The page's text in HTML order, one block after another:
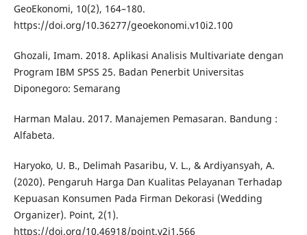
GeoEkonomi, 10(2), 164–180.
https://doi.org/10.36277/geoekonomi.v10i2.100
Ghozali, Imam. 2018. Aplikasi Analisis Multivariate dengan
Program IBM SPSS 25. Badan Penerbit Universitas
Diponegoro: Semarang
Harman Malau. 2017. Manajemen Pemasaran. Bandung :
Alfabeta.
Haryoko, U. B., Delimah Pasaribu, V. L., & Ardiyansyah, A.
(2020). Pengaruh Harga Dan Kualitas Pelayanan Terhadap
Kepuasan Konsumen Pada Firman Dekorasi (Wedding
Organizer). Point, 2(1).
https://doi.org/10.46918/point.v2i1.566